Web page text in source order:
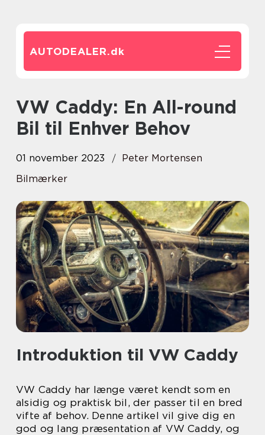
AUTODEALER.dk
VW Caddy: En All-round
Bil til Enhver Behov
01 november 2023
Peter Mortensen
Bilmærker
Introduktion til VW Caddy
VW Caddy har længe været kendt som en
alsidig og praktisk bil, der passer til en bred
vifte af behov. Denne artikel vil give dig en
god og lang præsentation af VW Caddy, og